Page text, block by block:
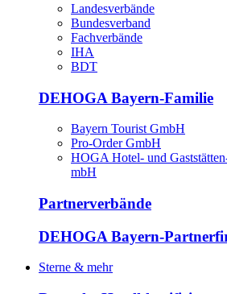
Landesverbände
Bundesverband
Fachverbände
IHA
BDT
DEHOGA Bayern-Familie
Bayern Tourist GmbH
Pro-Order GmbH
HOGA Hotel- und
mbH
Partnerverbände
DEHOGA Bayern-
Sterne & mehr